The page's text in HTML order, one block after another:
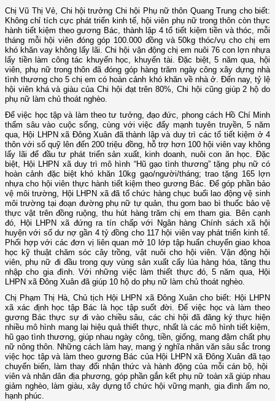
Chị Vũ Thị Vẻ, Chi hội trưởng Chi hội Phụ nữ thôn Quang Trung cho biết:
Không chỉ tích cực phát triển kinh tế, hội viên phụ nữ trong thôn còn thực
hành tiết kiệm theo gương Bác, thành lập 4 tổ tiết kiệm tiền và thóc, mỗi
tháng mỗi hội viên đóng góp 100.000 đồng và 50kg thóc/vụ cho chị em
khó khăn vay không lấy lãi. Chi hội vận động chị em nuôi 76 con lợn nhựa
lấy tiền làm công tác khuyến học, khuyến tài. Đặc biệt, 5 năm qua, hội
viên, phụ nữ trong thôn đã đóng góp hàng trăm ngày công xây dựng nhà
tình thương cho 5 chị em có hoàn cảnh khó khăn về nhà ở. Đến nay, tỷ lệ
hội viên khá và giàu của Chi hội đạt trên 80%, Chi hội cũng giúp 2 hộ do
phụ nữ làm chủ thoát nghèo.
Để việc học tập và làm theo tư tưởng, đạo đức, phong cách Hồ Chí Minh
thấm sâu vào cuộc sống, cùng với việc đẩy mạnh tuyên truyền, 5 năm
qua, Hội LHPN xã Đông Xuân đã thành lập và duy trì các tổ tiết kiệm ở 4
thôn với số quỹ lên đến 200 triệu đồng, hỗ trợ hơn 100 hội viên vay không
lấy lãi để đầu tư phát triển sản xuất, kinh doanh, nuôi con ăn học. Đặc
biệt, Hội LHPN xã duy trì mô hình “Hũ gạo tình thương” tặng phụ nữ có
hoàn cảnh đặc biệt khó khăn 10kg gạo/người/tháng; trao tặng 165 lợn
nhựa cho hội viên thực hành tiết kiệm theo gương Bác. Để góp phần bảo
vệ môi trường, Hội LHPN xã đã tổ chức hàng chục buổi lao động vệ sinh
môi trường tại đoạn đường phụ nữ tự quản, thu gom bao bì thuốc bảo vệ
thực vật trên đồng ruộng, thu hút hàng trăm chị em tham gia. Bên cạnh
đó, Hội LHPN xã đứng ra tín chấp với Ngân hàng Chính sách xã hội
huyện với số dư nợ gần 4 tỷ đồng cho 117 hội viên vay phát triển kinh tế.
Phối hợp với các đơn vị liên quan mở 10 lớp tập huấn chuyển giao khoa
học kỹ thuật chăm sóc cây trồng, vật nuôi cho hội viên. Vận động hội
viên, phụ nữ đi đầu trong quy vùng sản xuất cấy lúa hàng hóa, tăng thu
nhập cho gia đình. Với những việc làm thiết thực đó, 5 năm qua, Hội
LHPN xã Đông Xuân đã giúp 10 hộ do phụ nữ làm chủ thoát nghèo.
Chị Phạm Thị Hà, Chủ tịch Hội LHPN xã Đông Xuân cho biết: Hội LHPN
xã xác định học tập Bác là học tập suốt đời. Để việc học và làm theo
gương Bác thực sự đi vào chiều sâu, các chi hội đã đăng ký thực hiện
nhiều mô hình mang lại hiệu quả thiết thực, nhất là các mô hình tiết kiệm,
hũ gạo tình thương, giúp nhau ngày công, tiền, giống, mang đậm chất phụ
nữ nông thôn. Những cách làm hay, mang ý nghĩa nhân văn sâu sắc trong
việc học tập và làm theo gương Bác của Hội LHPN xã Đông Xuân đã tạo
chuyển biến, làm thay đổi nhận thức và hành động của mỗi cán bộ, hội
viên và nhân dân địa phương, góp phần gắn kết phụ nữ toàn xã giúp nhau
giảm nghèo, làm giàu, xây dựng tổ chức hội vững mạnh, gia đình ấm no,
hạnh phúc.